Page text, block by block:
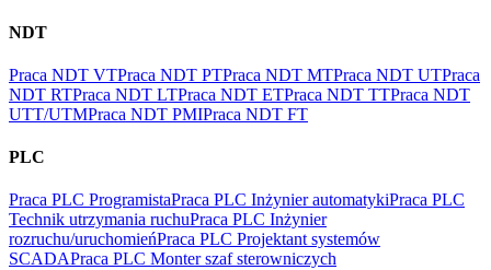
NDT
Praca NDT VTPraca NDT PTPraca NDT MTPraca NDT UTPraca
NDT RTPraca NDT LTPraca NDT ETPraca NDT TTPraca NDT
UTT/UTMPraca NDT PMIPraca NDT FT
PLC
Praca PLC ProgramistaPraca PLC Inżynier automatykiPraca PLC
Technik utrzymania ruchuPraca PLC Inżynier
rozruchu/uruchomieńPraca PLC Projektant systemów
SCADAPraca PLC Monter szaf sterowniczych